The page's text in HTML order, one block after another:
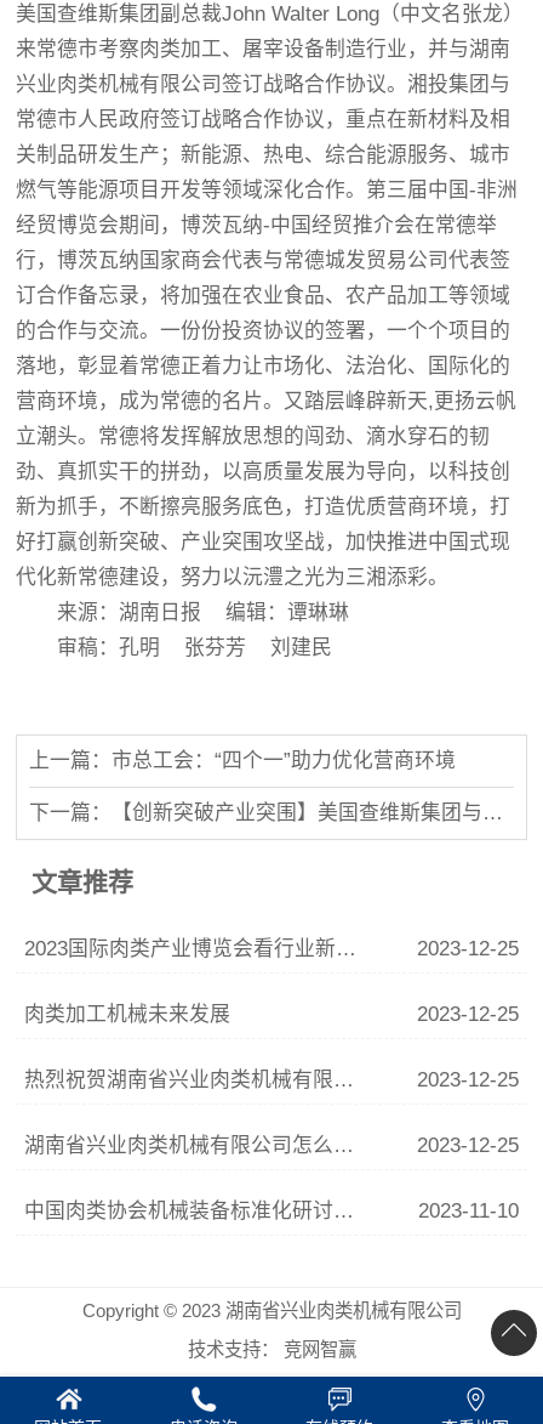
美国查维斯集团副总裁John Walter Long（中文名张龙）
来常德市考察肉类加工、屠宰设备制造行业，并与湖南
兴业肉类机械有限公司签订战略合作协议。湘投集团与
常德市人民政府签订战略合作协议，重点在新材料及相
关制品研发生产；新能源、热电、综合能源服务、城市
燃气等能源项目开发等领域深化合作。第三届中国-非洲
经贸博览会期间，博茨瓦纳-中国经贸推介会在常德举
行，博茨瓦纳国家商会代表与常德城发贸易公司代表签
订合作备忘录，将加强在农业食品、农产品加工等领域
的合作与交流。一份份投资协议的签署，一个个项目的
落地，彰显着常德正着力让市场化、法治化、国际化的
营商环境，成为常德的名片。又踏层峰辟新天,更扬云帆
立潮头。常德将发挥解放思想的闯劲、滴水穿石的韧
劲、真抓实干的拼劲，以高质量发展为导向，以科技创
新为抓手，不断擦亮服务底色，打造优质营商环境，打
好打赢创新突破、产业突围攻坚战，加快推进中国式现
代化新常德建设，努力以沅澧之光为三湘添彩。
来源：湖南日报 编辑：谭琳琳
审稿：孔明 张芬芳 刘建民
上一篇：市总工会：“四个一”助力优化营商环境
下一篇：【创新突破产业突围】美国查维斯集团与湖南兴业公司签订战略合作协议
文章推荐
2023国际肉类产业博览会看行业新趋势 2023-12-25
肉类加工机械未来发展 2023-12-25
热烈祝贺湖南省兴业肉类机械有限公司网站正式上线！ 2023-12-25
湖南省兴业肉类机械有限公司怎么样？ 2023-12-25
中国肉类协会机械装备标准化研讨会在山东济宁顺利召开 2023-11-10
Copyright © 2023 湖南省兴业肉类机械有限公司
技术支持：
竞网智赢